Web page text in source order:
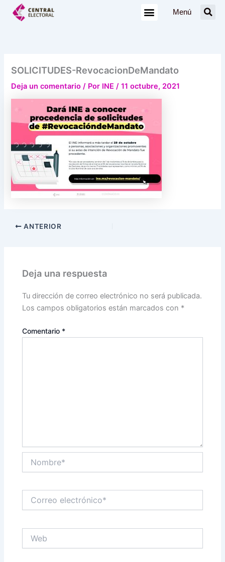
Menú
SOLICITUDES-RevocacionDeMandato
Deja un comentario / Por INE/11 octubre, 2021
ANTERIOR
Deja una respuesta
Tu dirección de correo electrónico no será publicada.
Los campos obligatorios están marcados con *
Comentario *
electrónico*